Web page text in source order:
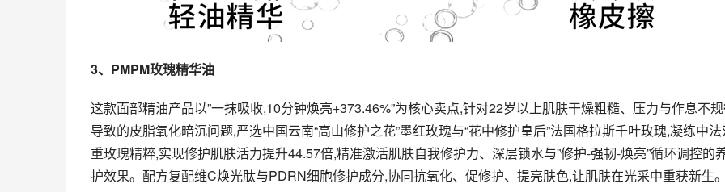
3、 PMPM玫瑰精华油
这款面部精油产品以”一抹吸收,10分钟焕亮+373.46%”为核心卖点,针对22岁以上肌肤干燥粗糙、压力与作息不
导致的皮脂氧化暗沉问题,严选中国云南“高山修护之花”墨红玫瑰与“花中修护皇后”法国格拉斯千叶玫瑰,凝练中
重玫瑰精粹,实现修护肌肤活力提升44.57倍,精准激活肌肤自我修护力、深层锁水与”修护-强韧-焕亮”循环调控的
护效果。配方复配维C焕光肽与PDRN细胞修护成分,协同抗氧化、促修护、提亮肤色,让肌肤在光采中重获新生